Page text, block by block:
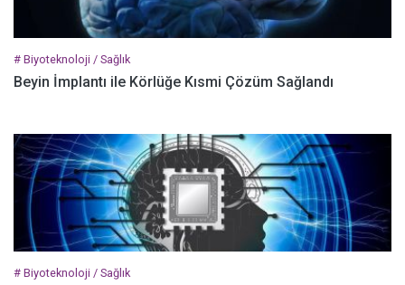
# Biyoteknoloji / Sağlık
Beyin İmplantı ile Körlüğe Kısmi Çözüm Sağlandı
# Biyoteknoloji / Sağlık